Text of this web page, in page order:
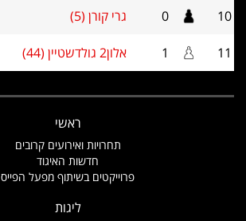
10
0 גרי קורן (5)
11
1 אלון2 גולדשטיין (44)
ראשי
תחרויות ואירועים קרובים
חדשות האיגוד
פרוייקטים בשיתוף מפעל הפייס
ליגות